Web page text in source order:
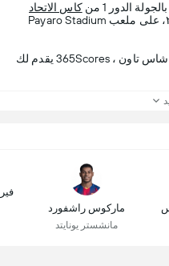
بالجولة الدور 1 من
كاس الاتحاد
، في السبت، ١٨ سبتمبر ٢٠٢١، على ملعب Payaro Stadium
وإذا فاتك أفضل لحظات هانلي تاون ضد شاس تاون ، 365Scores يقدم لك
ماركوس راشفورد
مانشستر يونايتد